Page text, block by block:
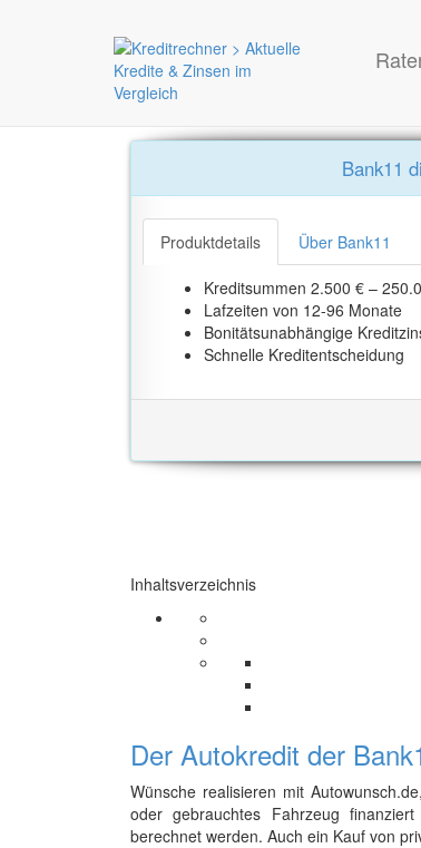
Bank11
Produktdetails Über Bank11
Kreditsummen 2.500 € –
Lafzeiten von 12-96 Monate
Bonitätsunabhängige
Schnelle Kreditentscheidung
Inhaltsverzeichnis
Der Autokredit der
Wünsche realisieren mit
oder gebrauchtes Fahrzeug
berechnet werden. Auch ein Kauf von